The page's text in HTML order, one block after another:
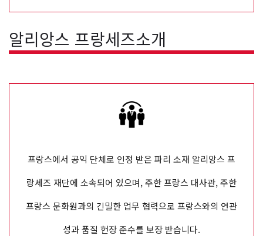
알리앙스 프랑세즈소개
프랑스에서 공익 단체로 인정 받은 파리 소재 알리앙스 프
랑세즈 재단에 소속되어 있으며, 주한 프랑스 대사관, 주한
프랑스 문화원과의 긴밀한 업무 협력으로 프랑스와의 연관
성과 품질 헌장 준수를 보장 받습니다.